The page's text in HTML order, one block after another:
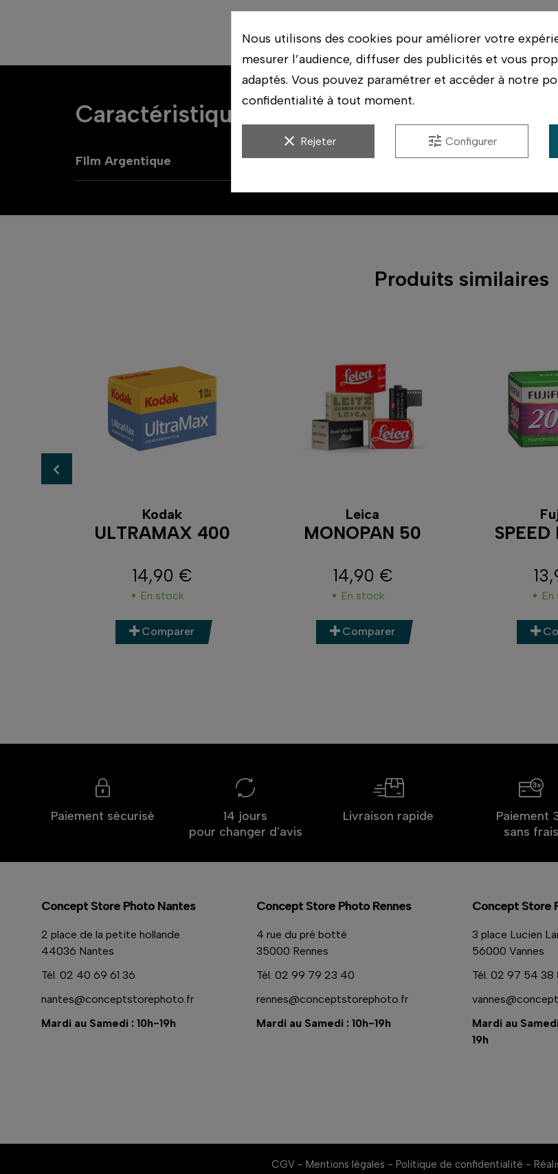
Caractéristiques
FIlm Argentique Couleur
Produits similaires
Kodak
ULTRAMAX 400
Prix
14,90 €
En stock
Comparer
Leica
MONOPAN 50
Prix
14,90 €
En stock
Comparer
Paiement sécurisé
14 jours
pour changer d'avis
Livraison rapide
Paiement
sans frais
Concept Store Photo Nantes
2 place de la petite hollande
44036 Nantes
Tél. 02 40 69 61 36
nantes@conceptstorephoto.fr
Mardi au Samedi : 10h-19h
Concept Store Photo Rennes
4 rue du pré botté
35000 Rennes
Tél. 02 99 79 23 40
rennes@conceptstorephoto.fr
Mardi au Samedi : 10h-19h
Concept Store
3 place Lucien
56000 Vannes
Tél. 02 97 54 38
Mardi au
19h
CGV - Mentions légales - Politique de confidentialité -
Nous utilisons des cookies pour améliorer votre
mesurer l’audience, diffuser des publicités et vous
adaptés. Vous pouvez paramétrer et accéder à notre
confidentialité à tout moment.
clear Rejeter tune Configurer